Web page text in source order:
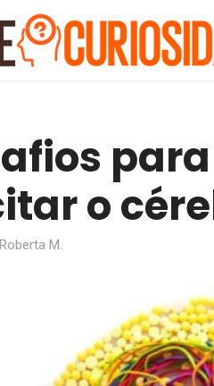
o
Roberta M.